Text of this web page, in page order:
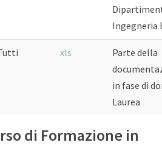
Ingegneria
xls
Parte della
in fase di
Laurea
di Formazione in